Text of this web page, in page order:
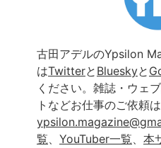
古田アデルのYpsilon
はTwitterと Blueskyと
ください。雑誌・ウェ
トなどお仕事のご依頼は
覧、 YouTuber一覧、 本